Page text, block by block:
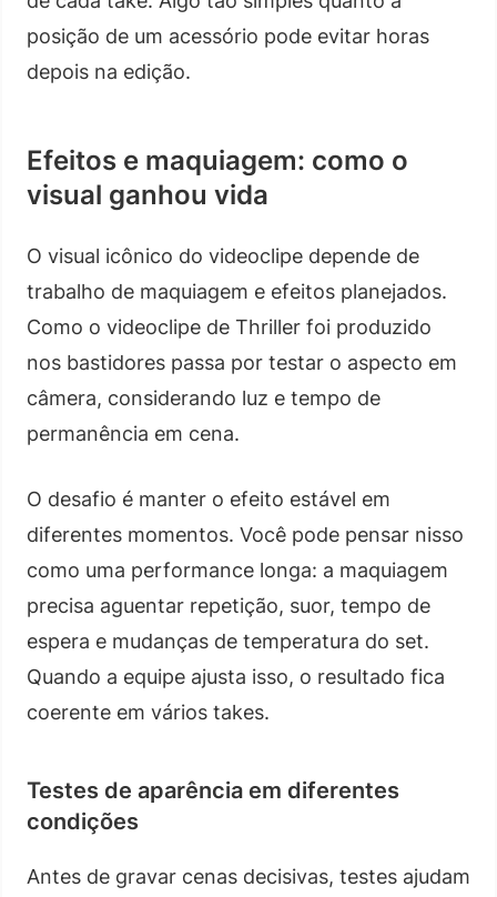
posição de um acessório pode evitar horas
depois na edição.
Efeitos e maquiagem: como o
visual ganhou vida
O visual icônico do videoclipe depende de
trabalho de maquiagem e efeitos planejados.
Como o videoclipe de Thriller foi produzido
nos bastidores passa por testar o aspecto em
câmera, considerando luz e tempo de
permanência em cena.
O desafio é manter o efeito estável em
diferentes momentos. Você pode pensar nisso
como uma performance longa: a maquiagem
precisa aguentar repetição, suor, tempo de
espera e mudanças de temperatura do set.
Quando a equipe ajusta isso, o resultado fica
coerente em vários takes.
Testes de aparência em diferentes
condições
Antes de gravar cenas decisivas, testes ajudam